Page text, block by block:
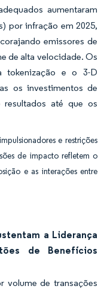
aumentaram
por infração em 2025,
emissores de
de alta velocidade. Os
tokenização e o 3-D
os investimentos de
até que os
e restrições
de impacto refletem o
e as interações entre
a Liderança
de Benefícios
volume de transações